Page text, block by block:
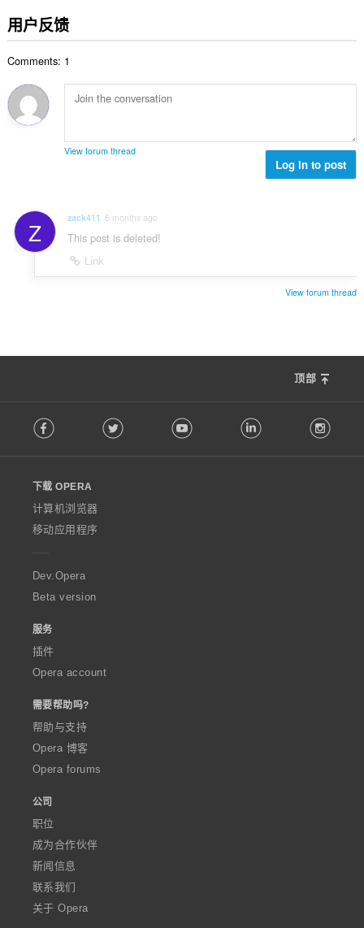
用户反馈
Comments: 1
View forum thread
Log in to post
Z zack411 6 months ago
This post is deleted!
Link
View forum thread
顶部
o
w
O
p
e
a
Facebook Twitter Youtube LinkedIn
下载 OPERA
计算机浏览器
移动应用程序
Dev.Opera
Beta version
服务
插件
Opera account
需要帮助吗?
帮助与支持
Opera 博客
Opera forums
公司
职位
成为合作伙伴
新闻信息
联系我们
关于 Opera